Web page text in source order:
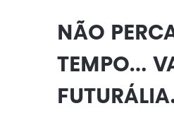
NÃO
TEMPO…